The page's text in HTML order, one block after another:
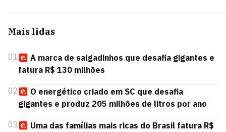
Mais lidas
01
A marca de salgadinhos que desafia gigantes e
fatura R$ 130 milhões
02
O energético criado em SC que desafia
gigantes e produz 205 milhões de litros por ano
03
Uma das famílias mais ricas do Brasil fatura R$